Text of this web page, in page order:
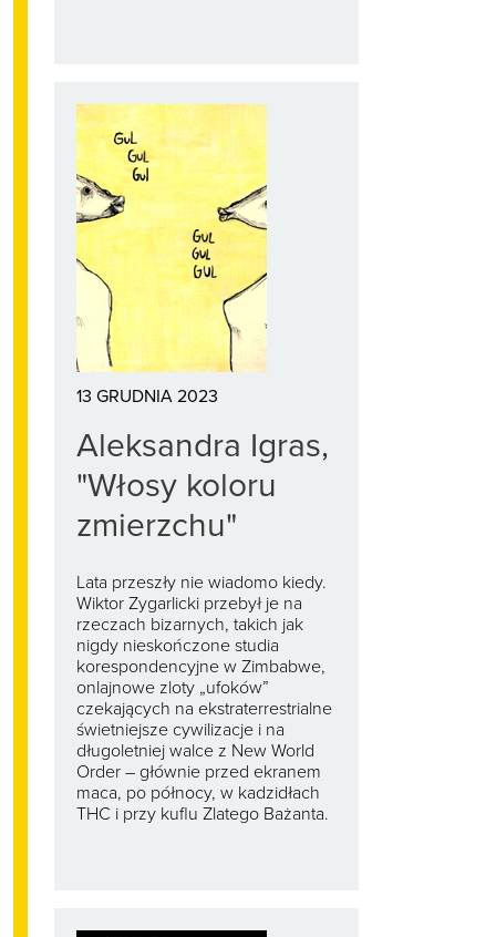
13 GRUDNIA 2023
Aleksandra Igras,
"Włosy koloru
zmierzchu"
Lata przeszły nie wiadomo kiedy.
Wiktor Zygarlicki przebył je na
rzeczach bizarnych, takich jak
nigdy nieskończone studia
korespondencyjne w Zimbabwe,
onlajnowe zloty „ufoków”
czekających na ekstraterrestrialne
świetniejsze cywilizacje i na
długoletniej walce z New World
Order – głównie przed ekranem
maca, po północy, w kadzidłach
THC i przy kuflu Zlatego Bażanta.